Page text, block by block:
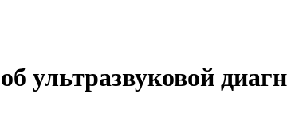
ультразвуковой